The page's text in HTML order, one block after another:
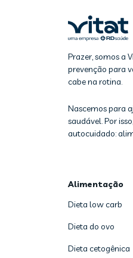
Prazer, somos a
prevenção para
cabe na rotina.
Nascemos para
saudável. Por
autocuidado:
Alimentação
Dieta low carb
Dieta do ovo
Dieta cetogênica